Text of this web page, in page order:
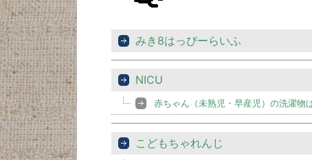
みき8はっぴーらいふ
NICU
赤ちゃん（未熟児・早産児）の洗濯物
こどもちゃれんじ